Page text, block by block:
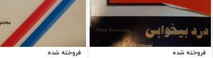
فروخته شده فروخته شده